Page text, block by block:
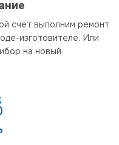
счет выполним ремонт
изготовителе. Или
на новый.